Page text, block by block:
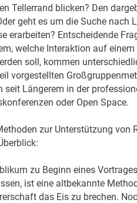
Tellerrand blicken? Den
geht es um die Suche nach
erarbeiten? Entscheidende
welche Interaktion auf
soll, kommen
vorgestellten
seit Längerem in der
oder Open Space.
zur Unterstützung von
zu Beginn eines
ist eine altbekannte
das Eis zu brechen.